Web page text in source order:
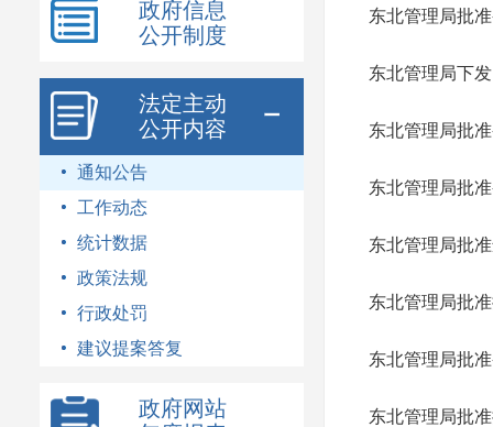
政府信息
公开制度
法定主动
公开内容
通知公告
工作动态
统计数据
政策法规
行政处罚
建议提案答复
政府网站
东北管理局批
东北管理局下
东北管理局批
东北管理局批
东北管理局批
东北管理局批
东北管理局批
东北管理局批